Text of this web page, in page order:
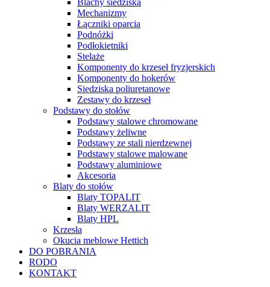
Mechanizmy
Łączniki oparcia
Podnóżki
Podłokietniki
Stelaże
Komponenty do krzeseł fryzjerskich
Komponenty do hokerów
Siedziska poliuretanowe
Zestawy do krzeseł
Podstawy do stołów
Podstawy stalowe chromowane
Podstawy żeliwne
Podstawy ze stali nierdzewnej
Podstawy stalowe malowane
Podstawy aluminiowe
Akcesoria
Blaty do stołów
Blaty TOPALIT
Blaty WERZALIT
Blaty HPL
Krzesła
Okucia meblowe Hettich
DO POBRANIA
RODO
KONTAKT